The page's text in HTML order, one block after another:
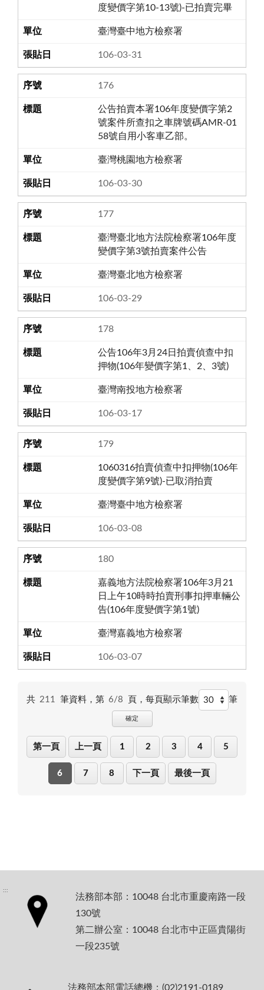
度變價字第10-13號)-已拍賣完畢
臺灣臺中地方檢察署
106-03-31
176
公告拍賣本署106年度變價字第2
號案件所查扣之車牌號碼AMR-01
58號自用小客車乙部。
臺灣桃園地方檢察署
106-03-30
177
臺灣臺北地方法院檢察署106年度
變價字第3號拍賣案件公告
臺灣臺北地方檢察署
106-03-29
178
公告106年3月24日拍賣偵查中扣
押物(106年變價字第1、2、3號)
臺灣南投地方檢察署
106-03-17
179
1060316拍賣偵查中扣押物(106年
度變價字第9號)-已取消拍賣
臺灣臺中地方檢察署
106-03-08
180
嘉義地方法院檢察署106年3月21
日上午10時時拍賣刑事扣押車輛公
告(106年度變價字第1號)
臺灣嘉義地方檢察署
106-03-07
共 211 筆資料，第 6/8 頁， 每頁顯示筆數 筆
確定
第一頁 上一頁 1 2 3 4 5
6 7 8 下一頁 最後一頁
:::
法務部本部：10048 台北市重慶南路一段
130號
第二辦公室：10048 台北市中正區貴陽街
一段235號
法務部本部電話總機：(02)2191-0189